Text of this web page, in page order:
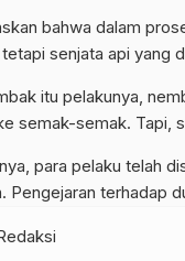
bahwa dalam
senjata api yang
itu pelakunya,
semak-semak. Tapi,
para pelaku telah
Pengejaran terhadap